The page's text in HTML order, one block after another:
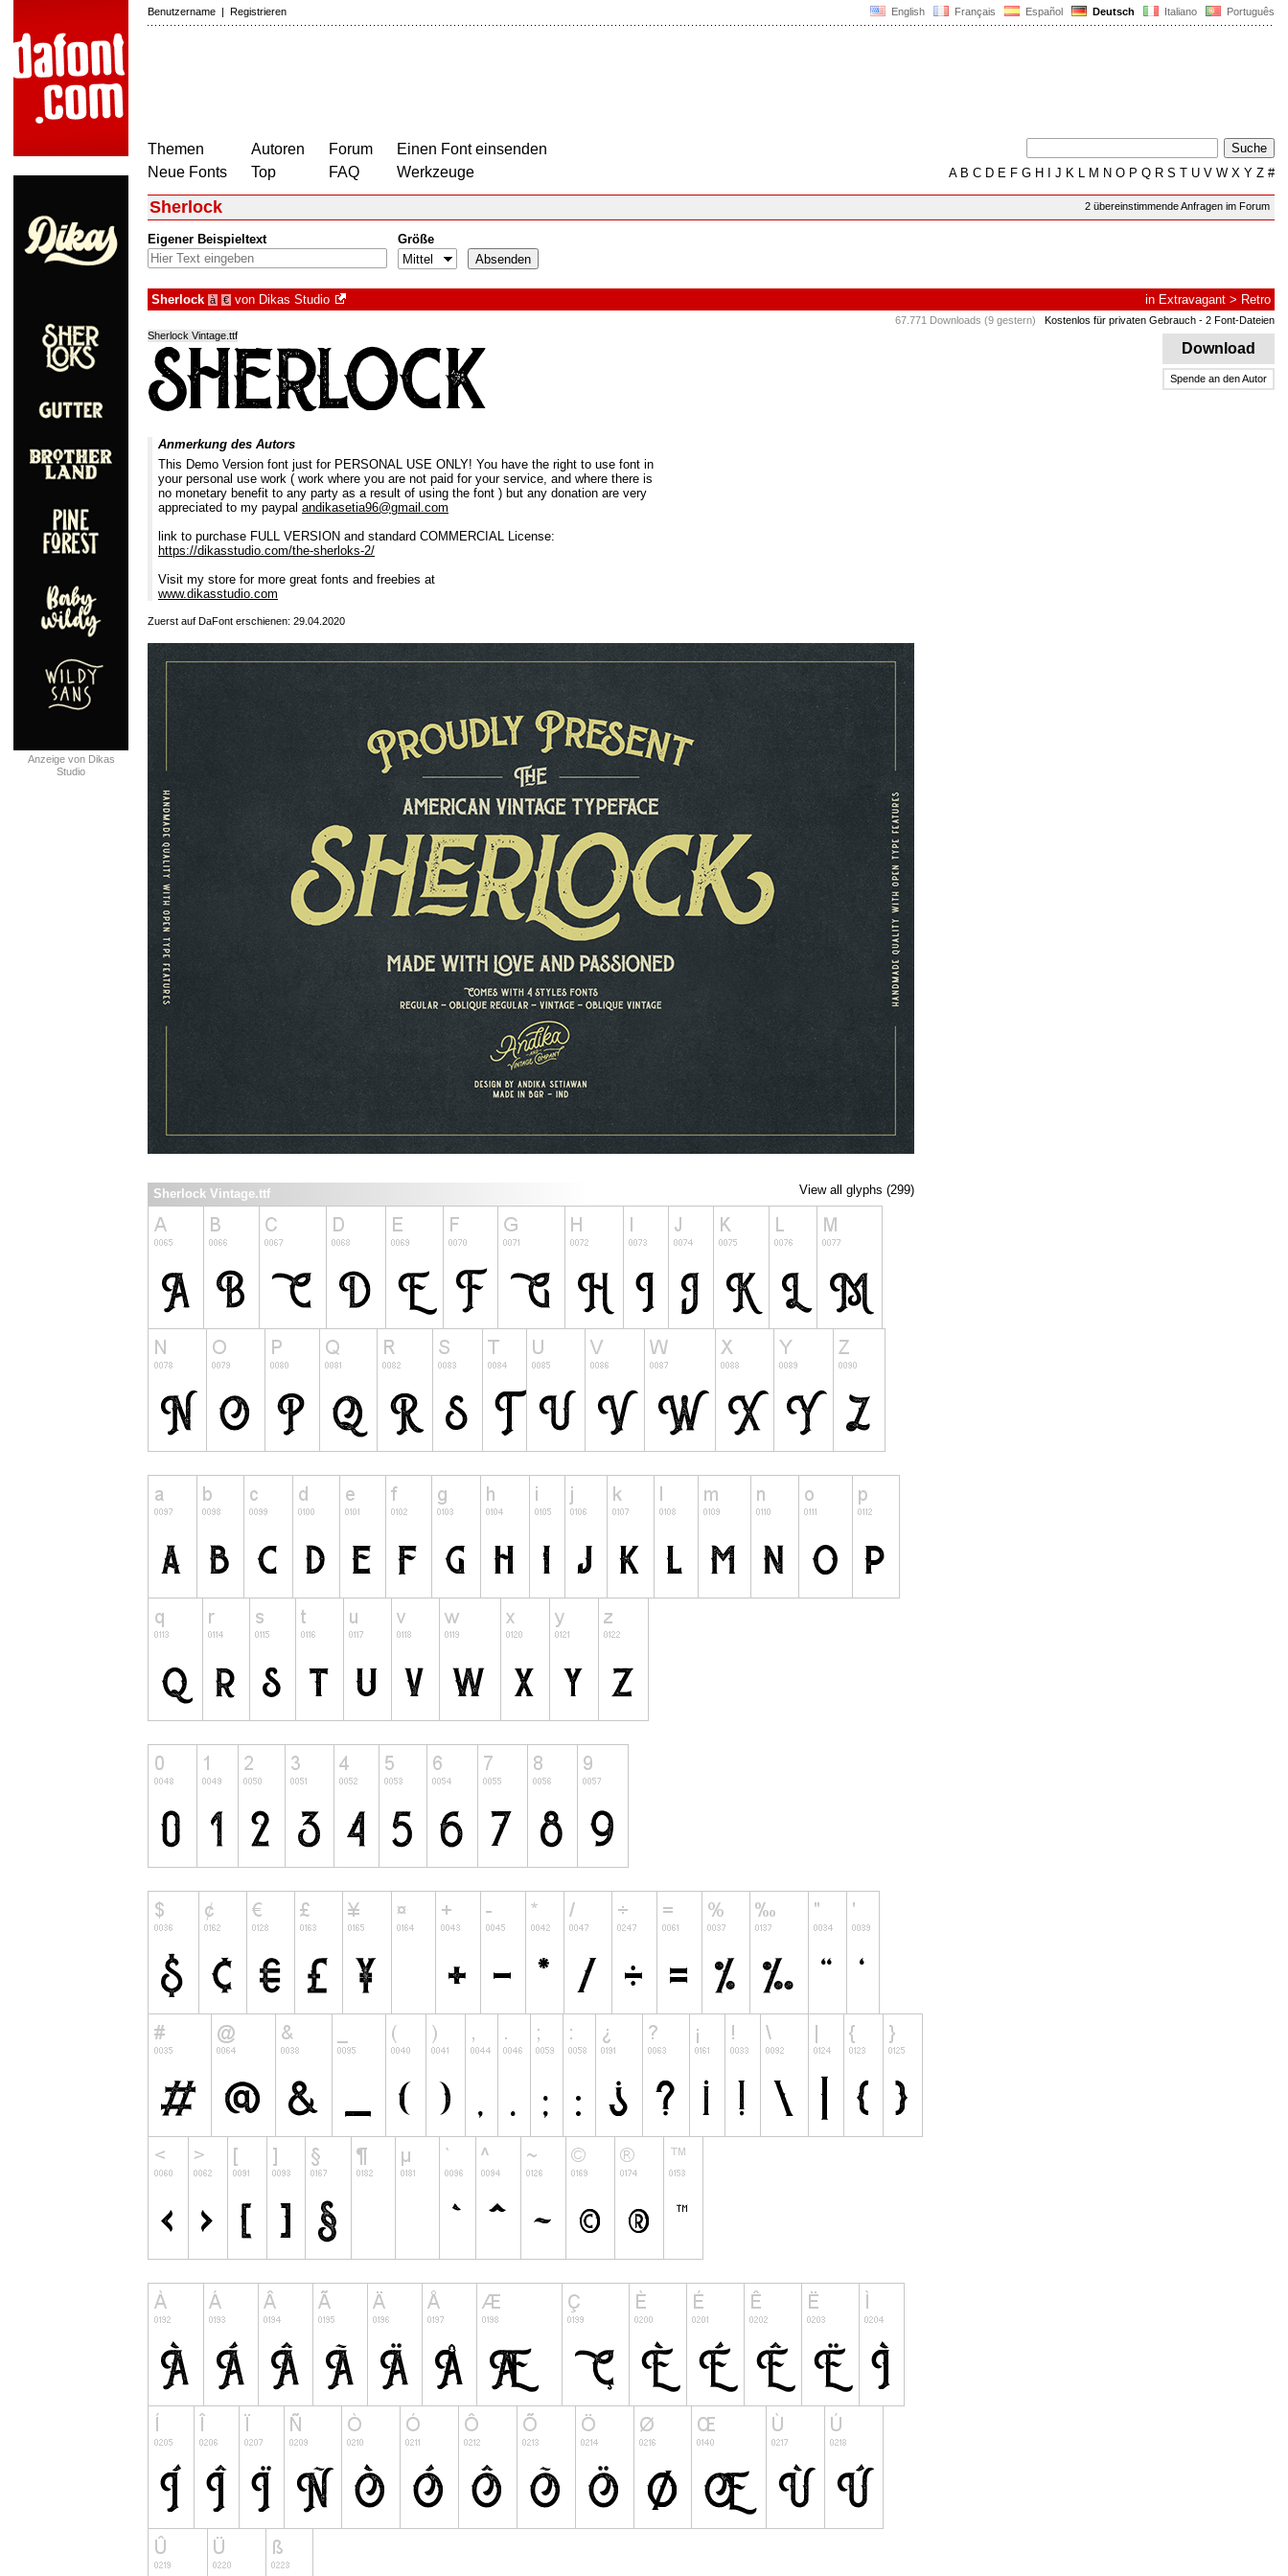
English Français Español Deutsch Italiano Português
Benutzername | Registrieren
Themen
Neue Fonts
Autoren
Top
Forum
FAQ
Einen Font einsenden
Werkzeuge
AB C D E F G H J K L M N O P Q R S T U V W X Y Z #
Anzeige von Dikas
Studio
2 übereinstimmende Anfragen im Forum
Sherlock
Eigener Beispieltext Größe
Sherlock à € von Dikas Studio in Extravagant > Retro
67.771 Downloads (9 gestern) Kostenlos für privaten Gebrauch - 2 Font-Dateien
Download
Spende an den Autor
Sherlock Vintage.ttf
Anmerkung des Autors
This Demo Version font just for PERSONAL USE ONLY! You have the right to use font in
your personal use work ( work where you are not paid for your service, and where there is
no monetary benefit to any party as a result of using the font ) but any donation are very
appreciated to my paypal andikasetia96@gmail.com
link to purchase FULL VERSION and standard COMMERCIAL License:
https://dikasstudio.com/the-sherloks-2/
Visit my store for more great fonts and freebies at
www.dikasstudio.com
Zuerst auf DaFont erschienen: 29.04.2020
View all glyphs (299)
Sherlock Vintage.ttf